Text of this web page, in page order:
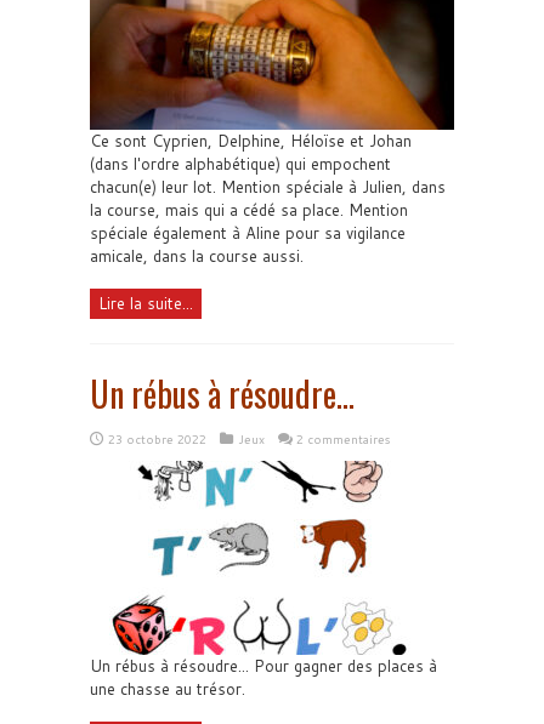
Ce sont Cyprien, Delphine, Héloïse et Johan
(dans l'ordre alphabétique) qui empochent
chacun(e) leur lot. Mention spéciale à Julien, dans
la course, mais qui a cédé sa place. Mention
spéciale également à Aline pour sa vigilance
amicale, dans la course aussi.
Lire la suite...
Un rébus à résoudre…
23 octobre 2022 Jeux 2 commentaires
Un rébus à résoudre... Pour gagner des places à
une chasse au trésor.